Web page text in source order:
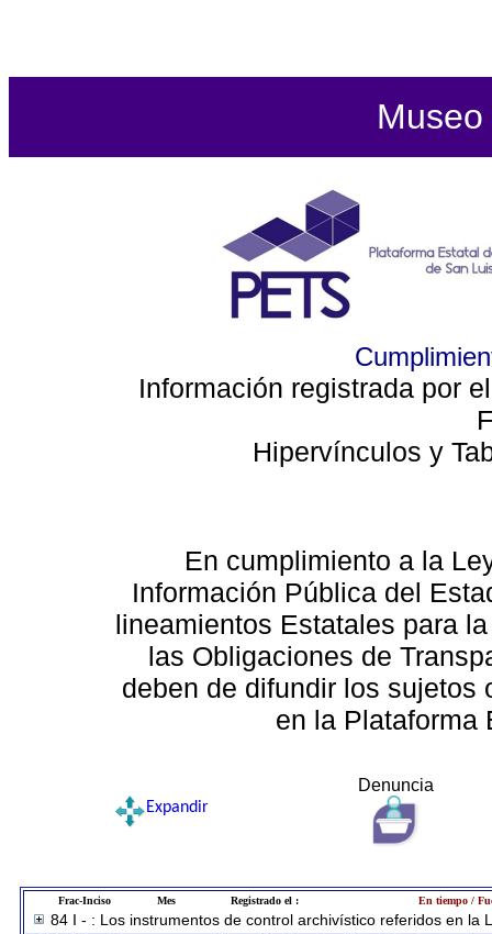
Información registrada por
Hipervínculos y
En cumplimiento a la
Información Pública del
lineamientos Estatales para
las Obligaciones de
deben de difundir los sujetos
en la Plataforma
Denuncia
Expandir
Frac-Inciso Mes Registrado el : En tiempo /
84 I - : Los instrumentos de control archivístico referidos en la